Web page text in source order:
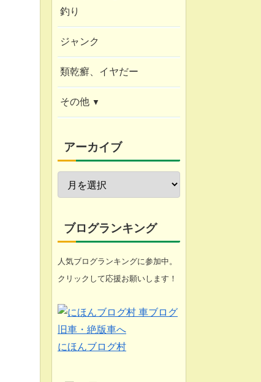
釣り
ジャンク
類乾癬、イヤだー
その他
近況報告
自転車修理
家庭菜園
ブログ
悩み
化石 (gooのスマホ)
アーカイブ
ブログランキング
人気ブログランキングに参加中。
クリックして応援お願いします！
にほんブログ村